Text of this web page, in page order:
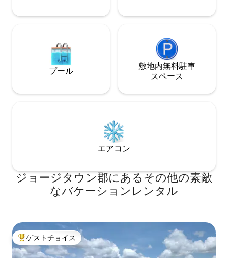
プール
敷地内無料駐⁠車
ス⁠ペ⁠ー⁠ス
エアコン
ジョージタウン郡にあるその他の素敵
なバケーションレンタル
大好評のゲストチョイスです。
ゲストチョイス